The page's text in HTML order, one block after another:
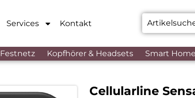
Services Kontakt
Festnetz Kopfhörer & Headsets Smart
Cellularline